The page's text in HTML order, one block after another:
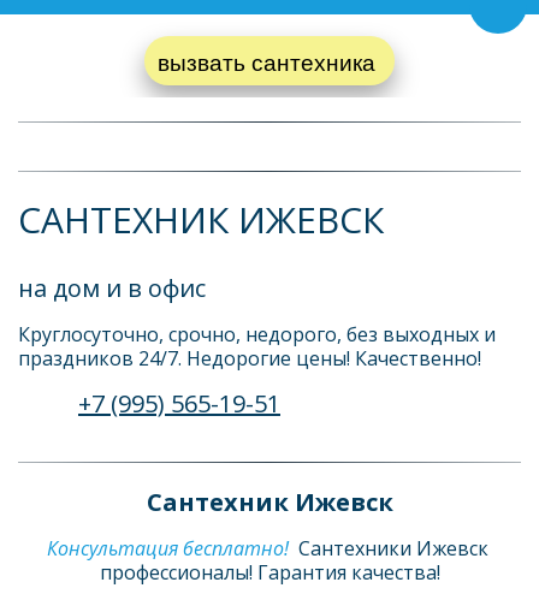
вызвать сантехника
САНТЕХНИК ИЖЕВСК
на дом и в офис
Круглосуточно, срочно, недорого, без выходных и
праздников 24/7. Недорогие цены! Качественно!
+7 (995) 565-19-51
Сантехник Ижевск
Консультация бесплатно! Сантехники Ижевск
профессионалы! Гарантия качества!